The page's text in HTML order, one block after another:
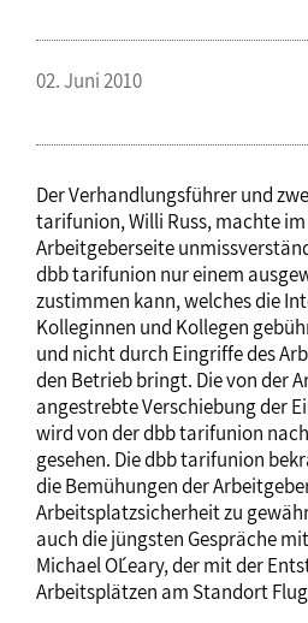
02. Juni 2010
Der Verhandlungsführer und
tarifunion, Willi Russ, machte
Arbeitgeberseite
dbb tarifunion nur einem
zustimmen kann, welches die
Kolleginnen und Kollegen
und nicht durch Eingriffe des
den Betrieb bringt. Die von der
angestrebte Verschiebung der
wird von der dbb tarifunion
gesehen. Die dbb tarifunion
die Bemühungen der
Arbeitsplatzsicherheit zu
auch die jüngsten Gespräche
Michael O´Leary, der mit der
Arbeitsplätzen am Standort